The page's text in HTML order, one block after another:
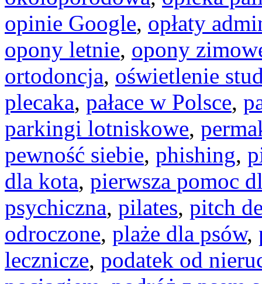
opinie Google, opłaty
opony letnie, opony
ortodoncja, oświetlenie
plecaka, pałace w Polsce,
parkingi lotniskowe,
pewność siebie, phishing,
dla kota, pierwsza pomoc
psychiczna, pilates, pitch
odroczone, plaże dla psów,
lecznicze, podatek od